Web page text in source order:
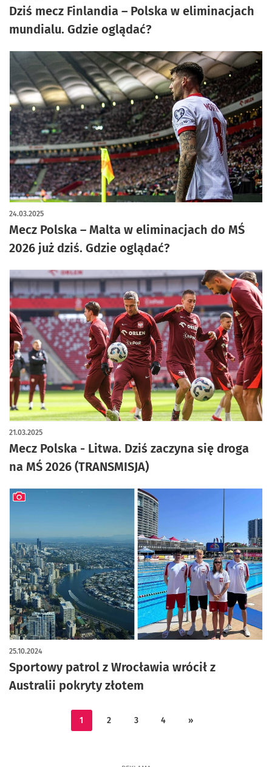
Dziś mecz Finlandia – Polska w eliminacjach
mundialu. Gdzie oglądać?
Mecz Polska – Malta w eliminacjach do MŚ
2026 już dziś. Gdzie oglądać?
24.03.2025
Mecz Polska - Litwa. Dziś zaczyna się droga
na MŚ 2026 (TRANSMISJA)
21.03.2025
Sportowy patrol z Wrocławia wrócił z
Australii pokryty złotem
25.10.2024
artykuł z galerią zdjęć
1 2 3 4 »